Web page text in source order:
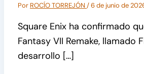
Por ROCÍO TORREJÓN /6 de junio de
Square Enix ha confirmado
Fantasy VII Remake, llamado
desarrollo […]